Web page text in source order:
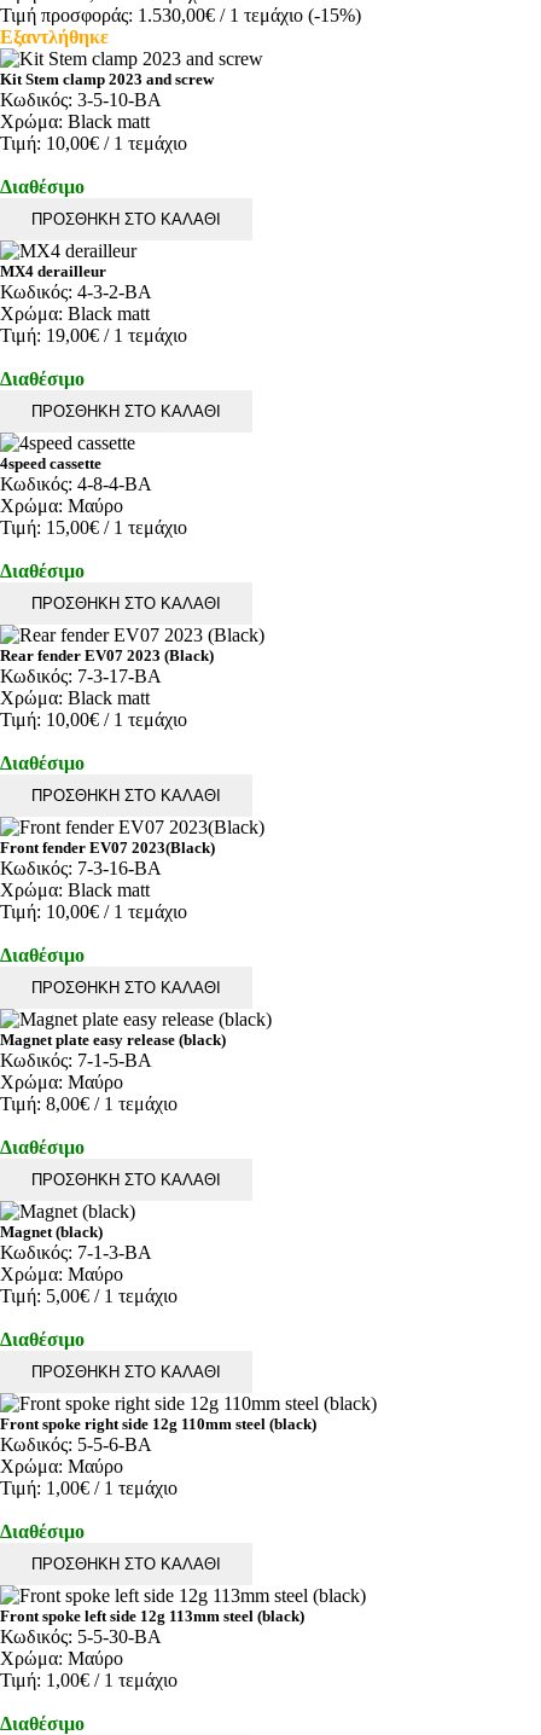
Τιμή προσφοράς: 1.530,00€ / 1 τεμάχιο (-15%)
Εξαντλήθηκε
Kit Stem clamp 2023 and screw
Κωδικός: 3-5-10-BA
Χρώμα: Black matt
Τιμή: 10,00€ / 1 τεμάχιο
Διαθέσιμο
ΠΡΟΣΘΗΚΗ ΣΤΟ ΚΑΛΑΘΙ
MX4 derailleur
Κωδικός: 4-3-2-BA
Χρώμα: Black matt
Τιμή: 19,00€ / 1 τεμάχιο
Διαθέσιμο
ΠΡΟΣΘΗΚΗ ΣΤΟ ΚΑΛΑΘΙ
4speed cassette
Κωδικός: 4-8-4-BA
Χρώμα: Μαύρο
Τιμή: 15,00€ / 1 τεμάχιο
Διαθέσιμο
ΠΡΟΣΘΗΚΗ ΣΤΟ ΚΑΛΑΘΙ
Rear fender EV07 2023 (Black)
Κωδικός: 7-3-17-BA
Χρώμα: Black matt
Τιμή: 10,00€ / 1 τεμάχιο
Διαθέσιμο
ΠΡΟΣΘΗΚΗ ΣΤΟ ΚΑΛΑΘΙ
Front fender EV07 2023(Black)
Κωδικός: 7-3-16-BA
Χρώμα: Black matt
Τιμή: 10,00€ / 1 τεμάχιο
Διαθέσιμο
ΠΡΟΣΘΗΚΗ ΣΤΟ ΚΑΛΑΘΙ
Magnet plate easy release (black)
Κωδικός: 7-1-5-BA
Χρώμα: Μαύρο
Τιμή: 8,00€ / 1 τεμάχιο
Διαθέσιμο
ΠΡΟΣΘΗΚΗ ΣΤΟ ΚΑΛΑΘΙ
Magnet (black)
Κωδικός: 7-1-3-BA
Χρώμα: Μαύρο
Τιμή: 5,00€ / 1 τεμάχιο
Διαθέσιμο
ΠΡΟΣΘΗΚΗ ΣΤΟ ΚΑΛΑΘΙ
Front spoke right side 12g 110mm steel (black)
Κωδικός: 5-5-6-BA
Χρώμα: Μαύρο
Τιμή: 1,00€ / 1 τεμάχιο
Διαθέσιμο
ΠΡΟΣΘΗΚΗ ΣΤΟ ΚΑΛΑΘΙ
Front spoke left side 12g 113mm steel (black)
Κωδικός: 5-5-30-BA
Χρώμα: Μαύρο
Τιμή: 1,00€ / 1 τεμάχιο
Διαθέσιμο